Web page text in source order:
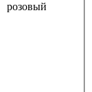
розовый